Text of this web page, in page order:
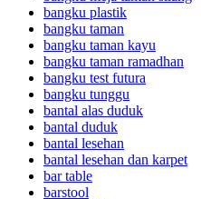
bangku plastik
bangku taman
bangku taman kayu
bangku taman ramadhan
bangku test futura
bangku tunggu
bantal alas duduk
bantal duduk
bantal lesehan
bantal lesehan dan karpet
bar table
barstool